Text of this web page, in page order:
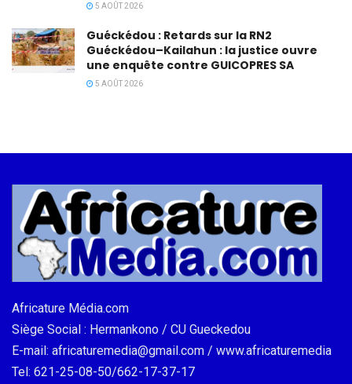
5 AOÛT 2026
Guéckédou : Retards sur la RN2
Guéckédou–Kailahun : la justice ouvre
une enquête contre GUICOPRES SA
5 AOÛT 2026
Africature Média.com
Siège Social : Hermankono / CU Gueckedou
E-mail: africaturemedia@gmail.com / www.africaturemedia
Tel: 621-25-08-50/662-17-37-17